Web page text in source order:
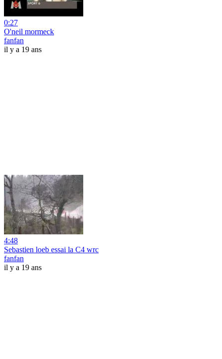
0:27
O'neil mormeck
fanfan
il y a 19 ans
4:48
Sebastien loeb essai la C4 wrc
fanfan
il y a 19 ans